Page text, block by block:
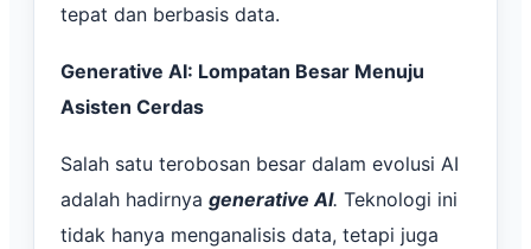
tepat dan berbasis data.
Generative AI: Lompatan Besar Menuju
Asisten Cerdas
Salah satu terobosan besar dalam evolusi AI
adalah hadirnya generative AI. Teknologi ini
tidak hanya menganalisis data, tetapi juga